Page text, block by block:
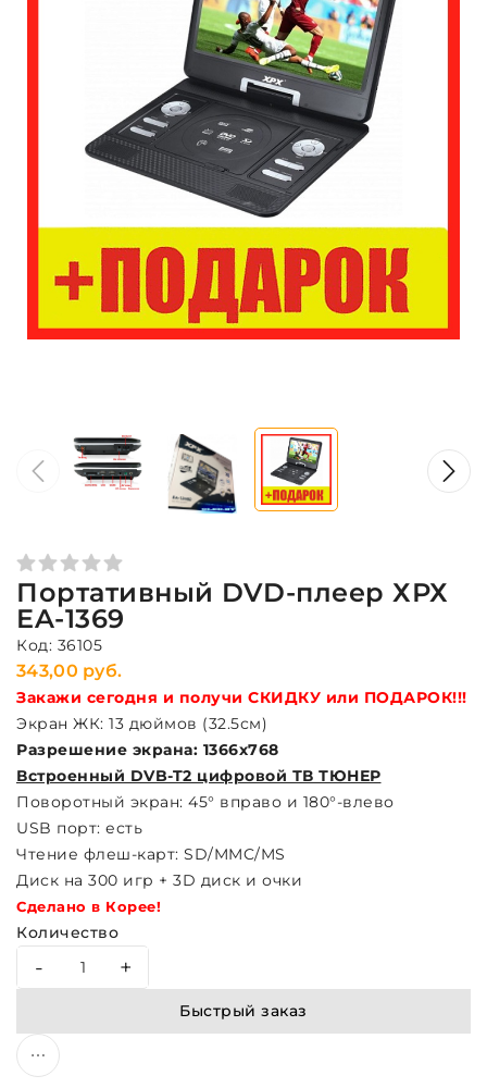
Портативный DVD-плеер ХРХ
EA-1369
Код: 36105
343,00 руб.
Закажи сегодня и получи СКИДКУ или ПОДАРОК!!!
Экран ЖК: 13 дюймов (32.5см)
Разрешение экрана: 1366х768
Встроенный DVB-T2 цифровой ТВ ТЮНЕР
Поворотный экран: 45° вправо и 180°-влево
USB порт: есть
Чтение флеш-карт: SD/MMC/MS
Диск на 300 игр + 3D диск и очки
Сделано в Корее!
Количество
- +
Быстрый заказ